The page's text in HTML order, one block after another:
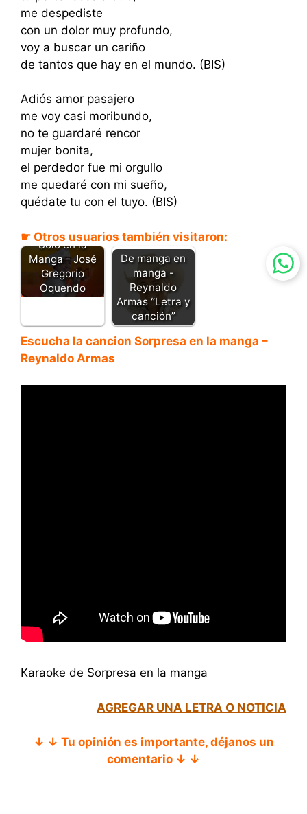
me despediste
con un dolor muy profundo,
voy a buscar un cariño
de tantos que hay en el mundo. (BIS)
Adiós amor pasajero
me voy casi moribundo,
no te guardaré rencor
mujer bonita,
el perdedor fue mi orgullo
me quedaré con mi sueño,
quédate tu con el tuyo. (BIS)
☛ Otros usuarios también visitaron:
Solo en la
Manga - José
Gregorio
Oquendo
De manga en
manga -
Reynaldo
Armas “Letra y
canción”
Escucha la cancion Sorpresa en la manga –
Reynaldo Armas
Karaoke de Sorpresa en la manga
AGREGAR UNA LETRA O NOTICIA
↓ ↓ Tu opinión es importante, déjanos un
comentario ↓ ↓